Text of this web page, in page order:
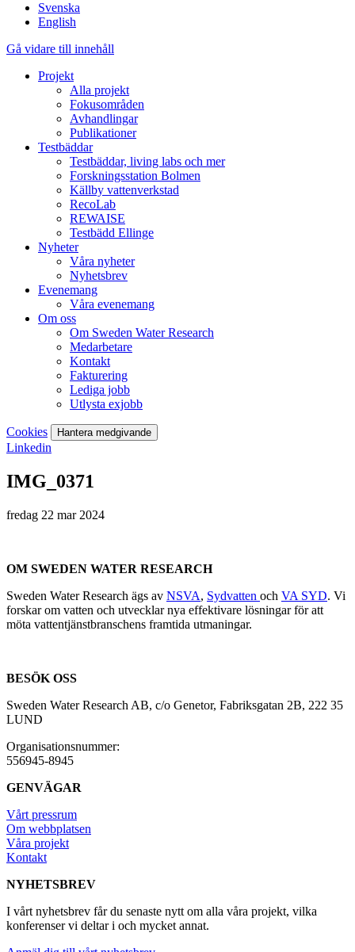
Svenska
English
Gå vidare till innehåll
Projekt
Alla projekt
Fokusområden
Avhandlingar
Publikationer
Testbäddar
Testbäddar, living labs och mer
Forskningsstation Bolmen
Källby vattenverkstad
RecoLab
REWAISE
Testbädd Ellinge
Nyheter
Våra nyheter
Nyhetsbrev
Evenemang
Våra evenemang
Om oss
Om Sweden Water Research
Medarbetare
Kontakt
Fakturering
Lediga jobb
Utlysta exjobb
Cookies Hantera medgivande
Linkedin
IMG_0371
fredag 22 mar 2024
OM SWEDEN WATER RESEARCH
Sweden Water Research ägs av NSVA, Sydvatten och VA SYD. Vi
forskar om vatten och utvecklar nya effektivare lösningar för att
möta vattentjänstbranschens framtida utmaningar.
BESÖK OSS
Sweden Water Research AB, c/o Genetor, Fabriksgatan 2B, 222 35
LUND
Organisationsnummer:
556945-8945
GENVÄGAR
Vårt pressrum
Om webbplatsen
Våra projekt
Kontakt
NYHETSBREV
I vårt nyhetsbrev får du senaste nytt om alla våra projekt, vilka
konferenser vi deltar i och mycket annat.